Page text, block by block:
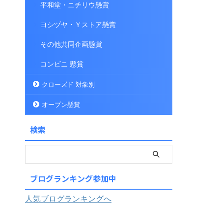
平和堂・ニチリウ懸賞
ヨシヅヤ・Ｙストア懸賞
その他共同企画懸賞
コンビニ 懸賞
クローズド 対象別
オープン懸賞
検索
ブログランキング参加中
人気ブログランキングへ